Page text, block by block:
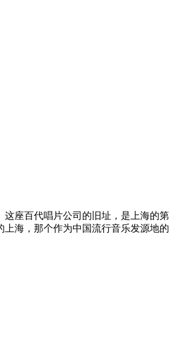
座百代唱片公司的旧址，是上海的第
海，那个作为中国流行音乐发源地的